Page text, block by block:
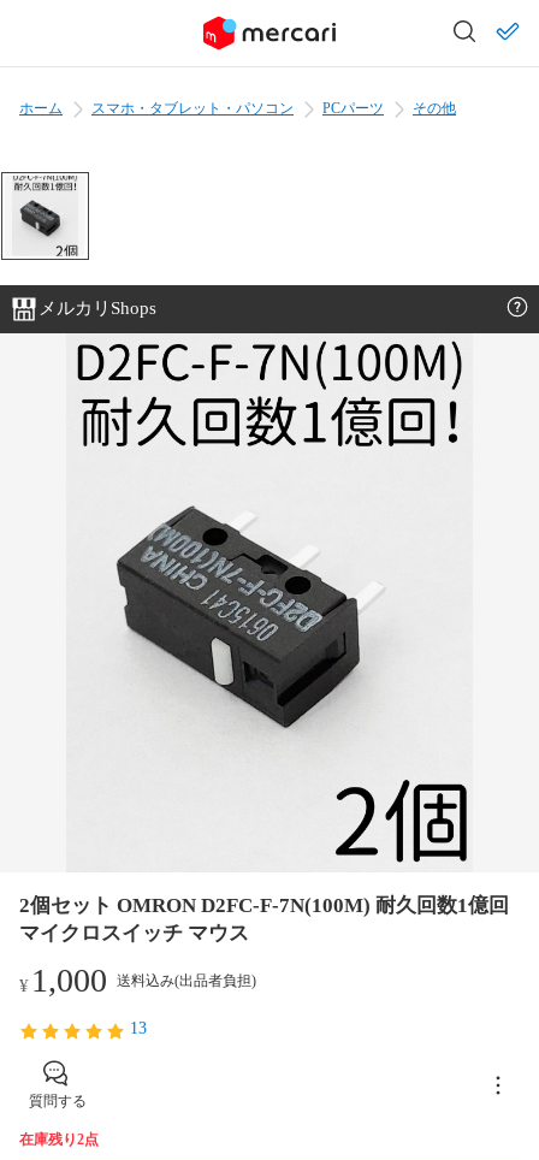
ホーム スマホ・タブレット・パソコン PCパーツ その他
メルカリShops
2個セット OMRON D2FC-F-7N(100M) 耐久回数1億回
マイクロスイッチ マウス
¥ 1,000 送料込み(出品者負担)
13
質問する
在庫残り2点